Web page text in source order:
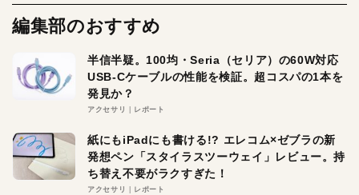
編集部のおすすめ
半信半疑。100均・Seria（セリア）の60W対応
USB-Cケーブルの性能を検証。超コスパの1本を
発見か？
アクセサリ レポート
紙にもiPadにも書ける!? エレコム×ゼブラの新
発想ペン「スタイラスツーウェイ」レビュー。持
ち替え不要がラクすぎた！
アクセサリ レポート